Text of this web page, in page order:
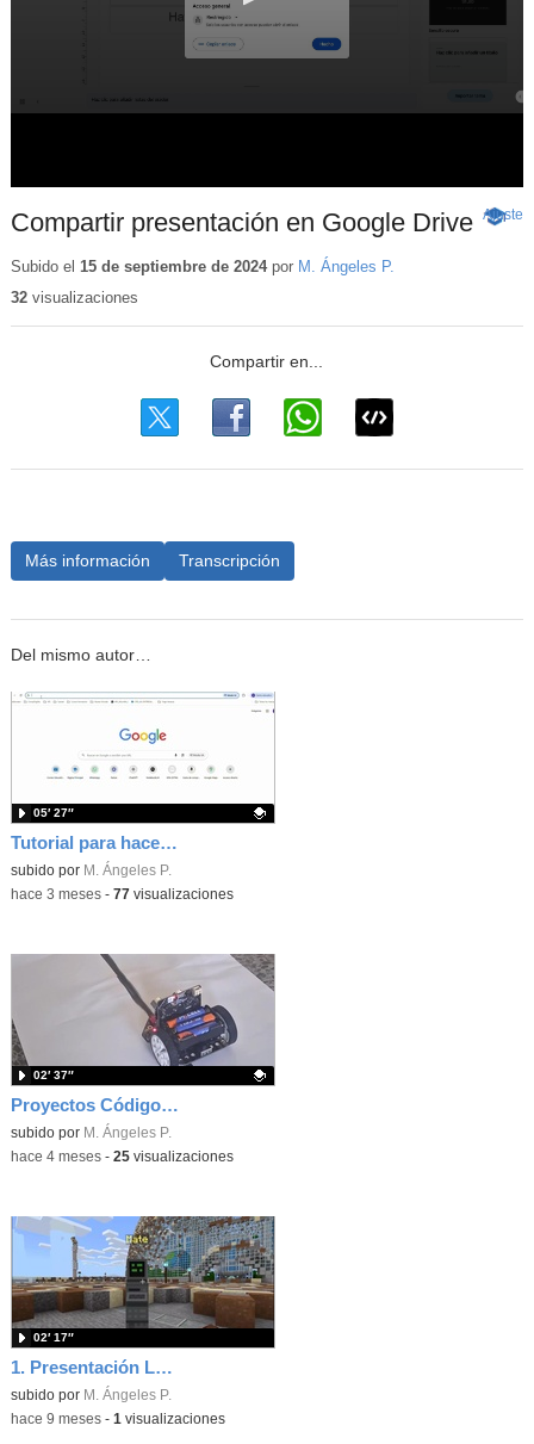
Compartir presentación en Google Drive -Ajuste
Subido el 15 de septiembre de 2024por M. Ángeles P.
32visualizaciones
Más información Transcripción
Del mismo autor…
Tutorial para hacer un cartel sencillo con Word
Contenido educativo.
subido por M. Ángeles P.
05′ 27″
-hace 3 meses- 77 visualizaciones
Proyectos Código Escuela 4.0
Contenido educativo.
subido por M. Ángeles P.
02′ 37″
-hace 4 meses- 25visualizaciones
1. Presentación La Cúpula
subido por M. Ángeles P.
02′ 17″
-hace 9 meses- 1 visualizaciones